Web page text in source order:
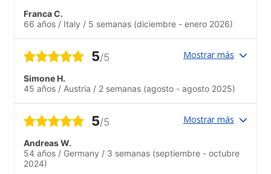
Franca C.
66 años / Italy / 5 semanas (diciembre - enero 2026)
5/5 Mostrar más
Simone H.
45 años / Austria / 2 semanas (agosto - agosto 2025)
5/5 Mostrar más
Andreas W.
54 años / Germany / 3 semanas (septiembre - octubre
2024)